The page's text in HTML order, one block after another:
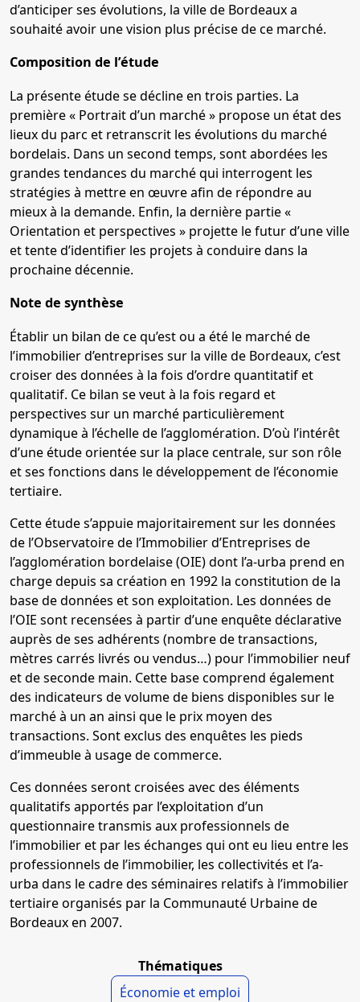
d’anticiper ses évolutions, la ville de Bordeaux a
souhaité avoir une vision plus précise de ce marché.
Composition de l’étude
La présente étude se décline en trois parties. La
première « Portrait d’un marché » propose un état des
lieux du parc et retranscrit les évolutions du marché
bordelais. Dans un second temps, sont abordées les
grandes tendances du marché qui interrogent les
stratégies à mettre en œuvre afin de répondre au
mieux à la demande. Enfin, la dernière partie «
Orientation et perspectives » projette le futur d’une ville
et tente d’identifier les projets à conduire dans la
prochaine décennie.
Note de synthèse
Établir un bilan de ce qu’est ou a été le marché de
l’immobilier d’entreprises sur la ville de Bordeaux, c’est
croiser des données à la fois d’ordre quantitatif et
qualitatif. Ce bilan se veut à la fois regard et
perspectives sur un marché particulièrement
dynamique à l’échelle de l’agglomération. D’où l’intérêt
d’une étude orientée sur la place centrale, sur son rôle
et ses fonctions dans le développement de l’économie
tertiaire.
Cette étude s’appuie majoritairement sur les données
de l’Observatoire de l’Immobilier d’Entreprises de
l’agglomération bordelaise (OIE) dont l’a-urba prend en
charge depuis sa création en 1992 la constitution de la
base de données et son exploitation. Les données de
l’OIE sont recensées à partir d’une enquête déclarative
auprès de ses adhérents (nombre de transactions,
mètres carrés livrés ou vendus…) pour l’immobilier neuf
et de seconde main. Cette base comprend également
des indicateurs de volume de biens disponibles sur le
marché à un an ainsi que le prix moyen des
transactions. Sont exclus des enquêtes les pieds
d’immeuble à usage de commerce.
Ces données seront croisées avec des éléments
qualitatifs apportés par l’exploitation d’un
questionnaire transmis aux professionnels de
l’immobilier et par les échanges qui ont eu lieu entre les
professionnels de l’immobilier, les collectivités et l’a-
urba dans le cadre des séminaires relatifs à l’immobilier
tertiaire organisés par la Communauté Urbaine de
Bordeaux en 2007.
Thématiques
Économie et emploi